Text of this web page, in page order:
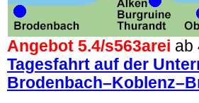
Angebot 5.4/s563arei ab
Tagesfahrt auf der